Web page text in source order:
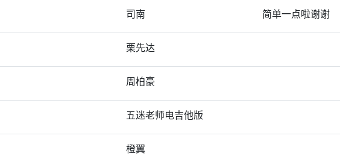
司南 简单一点啦谢谢
栗先达
周柏豪
五迷老师电吉他版
橙翼